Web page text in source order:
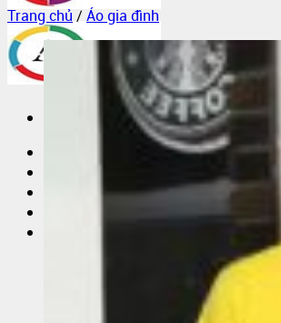
Áo Thun Đồng Phục Quán Cafe
Áo Thun Đồng Phục Mầm Non
Áo Thun Đồng Phục Công Nhân
Áo thun teambuilding đi biển
Trang chủ /Áo gia đình